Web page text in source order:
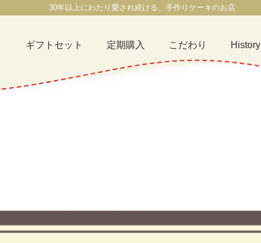
30年以上にわたり愛され続ける、手作りケーキのお店
ギフトセット 定期購入 こだわり History